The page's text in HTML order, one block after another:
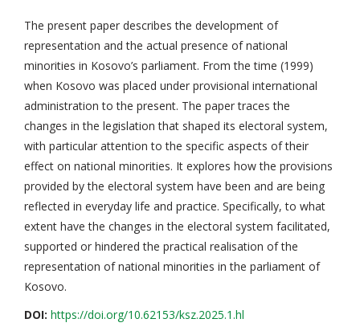
The present paper describes the development of
representation and the actual presence of national
minorities in Kosovo’s parliament. From the time (1999)
when Kosovo was placed under provisional international
administration to the present. The paper traces the
changes in the legislation that shaped its electoral system,
with particular attention to the specific aspects of their
effect on national minorities. It explores how the provisions
provided by the electoral system have been and are being
reflected in everyday life and practice. Specifically, to what
extent have the changes in the electoral system facilitated,
supported or hindered the practical realisation of the
representation of national minorities in the parliament of
Kosovo.
DOI: https://doi.org/10.62153/ksz.2025.1.hl